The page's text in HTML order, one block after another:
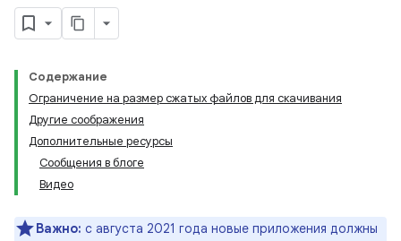
Содержание
Ограничение на размер сжатых файлов для скачивания
Другие соображения
Дополнительные ресурсы
Сообщения в блоге
Видео
Важно: с августа 2021 года новые приложения должны